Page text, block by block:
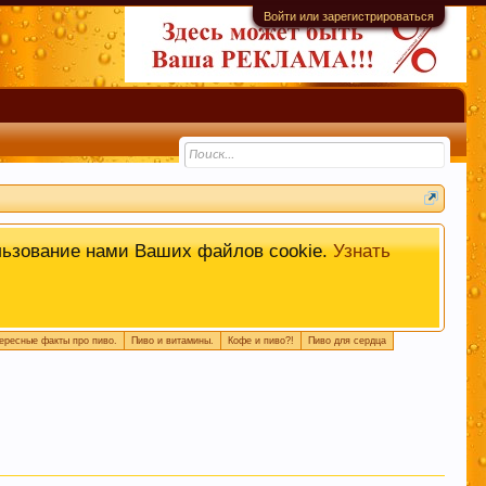
Войти или зарегистрироваться
ценности! СПАСИБО
нами Ваших файлов cookie.Узнать
Это поможет быстро находить
факты про пиво. Пиво и витамины. Кофе и пиво?!
Пиво для сердца